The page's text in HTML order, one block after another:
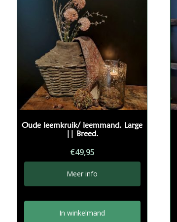
Oude leemkruik/ leemmand. Large
|| Breed.
€49,95
Meer info
In winkelmand